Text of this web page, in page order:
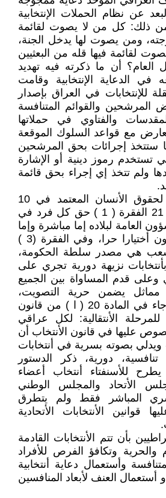
عن نظام الحملات الإنتخابية
9 لسنة 2004 ومن ذلك: كل من لا يصوت لقائمة
ومن يصوت لها يدخل الجنة،
لقائمة فيها قله من البعثيين
العام؟ أن ما ذكرته فيه تهديد
في الدعاية الإنتخابية وقامت
للإنتخابات في العراق بإصدار
المرشحين والقوائم المتنافسة
والفتاوي في حملاتها
يتعارض مع قواعد السلوك الموقعة
ستتخذ إجرائات بحق المرشحين
تستخدم رموز دينية أو الإشارة
ولم تتخذ إي إجراء بحق قائمة
كفل الأعلان العالمي لحقوق الأنسان المعتمد في 10
كانون الأول في مادته 21 الفقرة ( 1 ) حق كل فرد في
العامة لبلاده إما مباشرة وإما
بواسطة ممثلين يختارون أختيارا حرا، وفي الفقرة (3 )
هي مصدر سلطة الحكومة،
نزيهة دورية تجري على
وعلى قدم المساواة بين الجميع
يضمن حرية التصويت،
بالأضافة الى ما سبق جاء في المادة 20 ( ا ) من قانون
للمرحلة الأنتقالية: لكل عراقي
عليها في قانون الأنتخاب أن
ويدلي بصوته بسرية في أنتخابات
دورية، ذكر الدستور
للأسنفتاء أنتخاب أعضاء
الأتحاد والمجلس الوطني
السري المباشر فقط ولم يتطرق
قوانين الأنتخابات الأتحادية
بأن تتم الأنتخابات القادمة
وتكافؤ الفرص للأفراد
وأستعمال دعاية أنتخابية
أستعمال العنف لأبعاد المنافسين